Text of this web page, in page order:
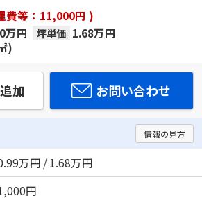
費等：11,000円 )
万円 坪単価 1.68万円
)
加 お問い合わせ
情報の見方
万円 / 1.68万円
円